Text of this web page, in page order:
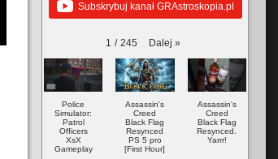
Subskrybuj kanał GRAstroskopia.pl
1 / 245 Dalej »
Police
Simulator:
Patrol
Officers
XsX
Gameplay
Assassin's
Creed
Black Flag
Resynced
PS 5 pro
[First Hour]
Assassin's
Creed
Black Flag
Resynced.
Yarrr!